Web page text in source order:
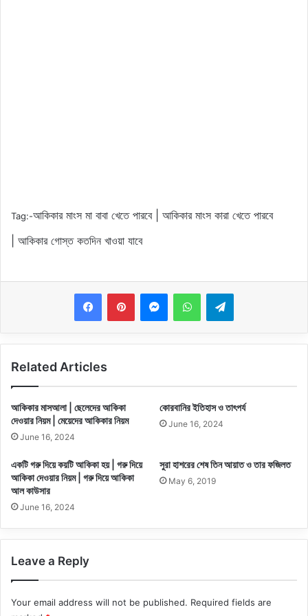
Tag:-আকিকার মাংস মা বাবা খেতে পারবে | আকিকার মাংস কারা খেতে পারবে
| আকিকার গোস্ত কতদিন খাওয়া যাবে
MessengerWhatsAppTelegram
Related Articles
আকিকার মাসআলা | ছেলেদের আকিকা
দেওয়ার নিয়ম | মেয়েদের আকিকার নিয়ম
June 16, 2024
কোরবানির ইতিহাস ও তাৎপর্য
June 16, 2024
একটি গরু দিয়ে কয়টি আকিকা হয় | গরু দিয়ে
আকিকা দেওয়ার নিয়ম | গরু দিয়ে আকিকা
আল কাউসার
June 16, 2024
সুরা হাশরের শেষ তিন আয়াত ও তার ফজিলত
May 6, 2019
Leave a Reply
Your email address will not be published. Required fields are